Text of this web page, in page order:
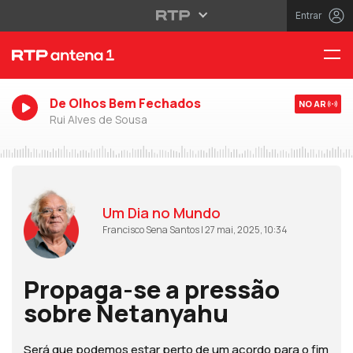
Entrar
De Olhos Bem Fechados
Rui Alves de Sousa
NO AR
Um Dia no Mundo
Francisco Sena Santos | 27 mai, 2025, 10:34
Propaga-se a pressão
sobre Netanyahu
Será que podemos estar perto de um acordo para o fim